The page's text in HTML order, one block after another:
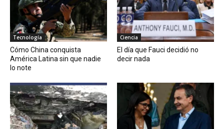
Tecnología
Cómo China conquista
América Latina sin que nadie
lo note
Ciencia
El día que Fauci decidió no
decir nada